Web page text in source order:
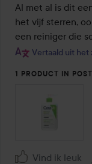
Al met al is dit
het vijf sterren,
een reiniger die
Vertaald uit het
1 PRODUCT IN
Vind ik leuk